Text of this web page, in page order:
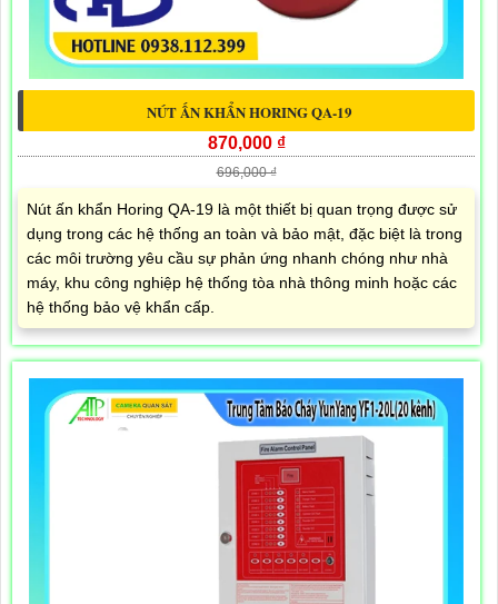
NÚT ẤN KHẨN HORING QA-19
870,000 ₫
696,000 ₫
Nút ấn khẩn Horing QA-19 là một thiết bị quan trọng được sử
dụng trong các hệ thống an toàn và bảo mật, đặc biệt là trong
các môi trường yêu cầu sự phản ứng nhanh chóng như nhà
máy, khu công nghiệp hệ thống tòa nhà thông minh hoặc các
hệ thống bảo vệ khẩn cấp.